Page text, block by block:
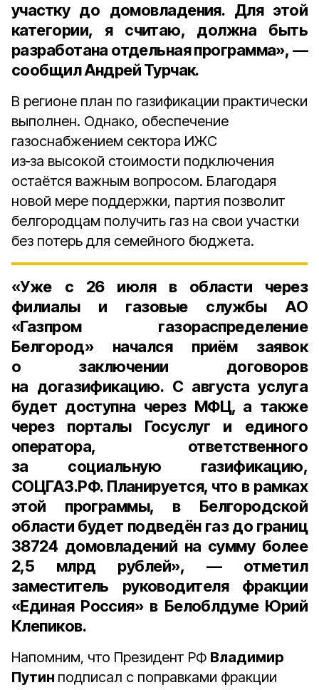
участку до домовладения. Для этой
категории, я считаю, должна быть
разработана отдельная программа», —
сообщил Андрей Турчак.
В регионе план по газификации практически
выполнен. Однако, обеспечение
газоснабжением сектора ИЖС
из‑за высокой стоимости подключения
остаётся важным вопросом. Благодаря
новой мере поддержки, партия позволит
белгородцам получить газ на свои участки
без потерь для семейного бюджета.
«Уже с 26 июля в области через
филиалы и газовые службы АО
«Газпром газораспределение
Белгород» начался приём заявок
о заключении договоров
на догазификацию. С августауслуга
будет доступна через МФЦ, а также
через порталы Госуслуг и единого
оператора, ответственного
за социальную газификацию,
СОЦГАЗ.РФ. Планируется, что в рамках
этой программы, в Белгородской
области будет подведён газ до границ
38724 домовладений на сумму более
2,5 млрд рублей», — отметил
заместитель руководителя фракции
«Единая Россия» в Белоблдуме Юрий
Клепиков.
Напомним, что Президент РФ Владимир
Путин подписал с поправками фракции